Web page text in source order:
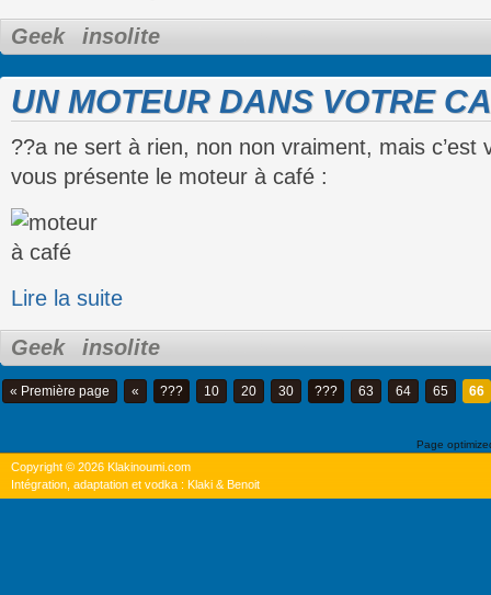
Geek insolite
UN MOTEUR DANS VOTRE
??a ne sert à rien, non non vraiment, mais c’est
vous présente le moteur à café :
Lire la suite
Geek insolite
« Première page « ??? 10 20 30 ??? 63 64 65 66
Page
Copyright © 2026 Klakinoumi.com
Intégration, adaptation et vodka : Klaki & Benoit